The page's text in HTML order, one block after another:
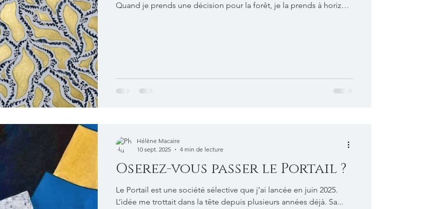
Quand je prends une décision pour la forêt, je la prends à horizon
Oserez-vous passer le Portail ?
Le Portail est une société sélective que j’ai lancée en juin 2025.
L’idée me trottait dans la tête depuis plusieurs années déjà. Sa...
Hélène Macaire
10 sept. 2025
4 min de lecture